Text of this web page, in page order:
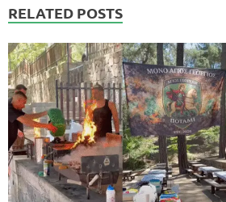
RELATED POSTS